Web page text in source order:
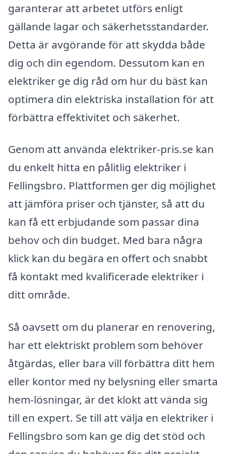
garanterar att arbetet utförs enligt
gällande lagar och säkerhetsstandarder.
Detta är avgörande för att skydda både
dig och din egendom. Dessutom kan en
elektriker ge dig råd om hur du bäst kan
optimera din elektriska installation för att
förbättra effektivitet och säkerhet.
Genom att använda elektriker-pris.se kan
du enkelt hitta en pålitlig elektriker i
Fellingsbro. Plattformen ger dig möjlighet
att jämföra priser och tjänster, så att du
kan få ett erbjudande som passar dina
behov och din budget. Med bara några
klick kan du begära en offert och snabbt
få kontakt med kvalificerade elektriker i
ditt område.
Så oavsett om du planerar en renovering,
har ett elektriskt problem som behöver
åtgärdas, eller bara vill förbättra ditt hem
eller kontor med ny belysning eller smarta
hem-lösningar, är det klokt att vända sig
till en expert. Se till att välja en elektriker i
Fellingsbro som kan ge dig det stöd och